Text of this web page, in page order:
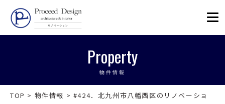
リノベーションを福岡で。
Property
物件情報
TOP > 物件情報 > #424．北九州市八幡西区のリノベーショ